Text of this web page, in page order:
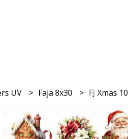
UV Faja 8x30 FJ Xmas 10